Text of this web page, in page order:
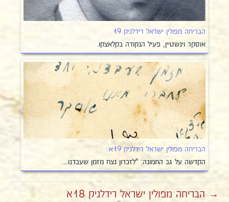
הבריחה מפולין ישראל רידלניק 19
אוסקר וינשטיין, פעיל הנקודה בקלאצקו.
הבריחה מפולין ישראל רידלניק 19א
הקדשה על גב התמונה: "לזכרון נצח מזמן שעבדנו…
→ הבריחה מפולין ישראל רידלניק 18א